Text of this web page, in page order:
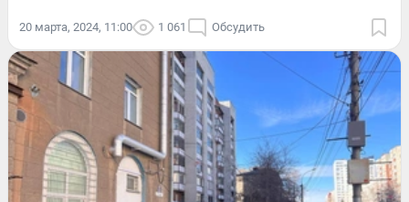
20 марта, 2024, 11:00 1 061 Обсудить